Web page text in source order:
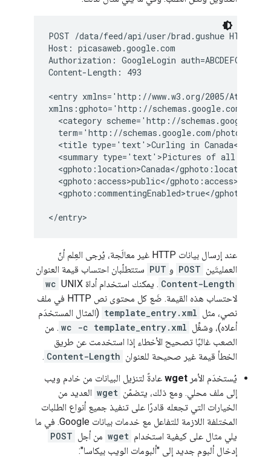
POST /data/feed/api/user/brad.gushue HTTP/1.1
Host: picasaweb.google.com
Authorization: GoogleLogin auth=ABCDEFG
Content-Length: 493
<entry xmlns='http://www.w3.org/2005/Atom'
xmlns:gphoto='http://schemas.google.com/
<category scheme='http://
term='http://schemas.google.com/photos/
<title type='text'>Curling in Canada</
<summary type='text'>Pictures of all my
  <gphoto:location>Canada</gphoto:location>
  <gphoto:access>public</gphoto:access>
<gphoto:commentingEnabled>true</
عند إرسال بيانات HTTP غير معالَجة، يُرجى العِلم أنّ
العمليتَين POST و PUT ستتطلّبان احتساب قيمة العنوان
Content-Length . يمكنك استخدام أداة UNIX
wc
لاحتساب هذه القيمة. ضَع كل محتوى نص HTTP في ملف
نصي، مثل template_entry.xml (المثال المستخدَم
أعلاه)، وشغِّل wc -c template_entry.xml . من
الصعب غالبًا تصحيح الأخطاء إذا استخدمت عن طريق
الخطأ قيمة غير صحيحة للعنوان Content-Length
.
يُستخدَم الأمر wget عادةً لتنزيل البيانات من خادم ويب
إلى ملف محلي. ومع ذلك، يتضمّن wget العديد من
الخيارات التي تجعله قادرًا على تنفيذ جميع أنواع الطلبات
المختلفة اللازمة للتفاعل مع خدمات بيانات Google. في ما
يلي مثال على كيفية استخدام wget من أجل POST
إدخال ألبوم جديد إلى "ألبومات الويب بيكاسا":